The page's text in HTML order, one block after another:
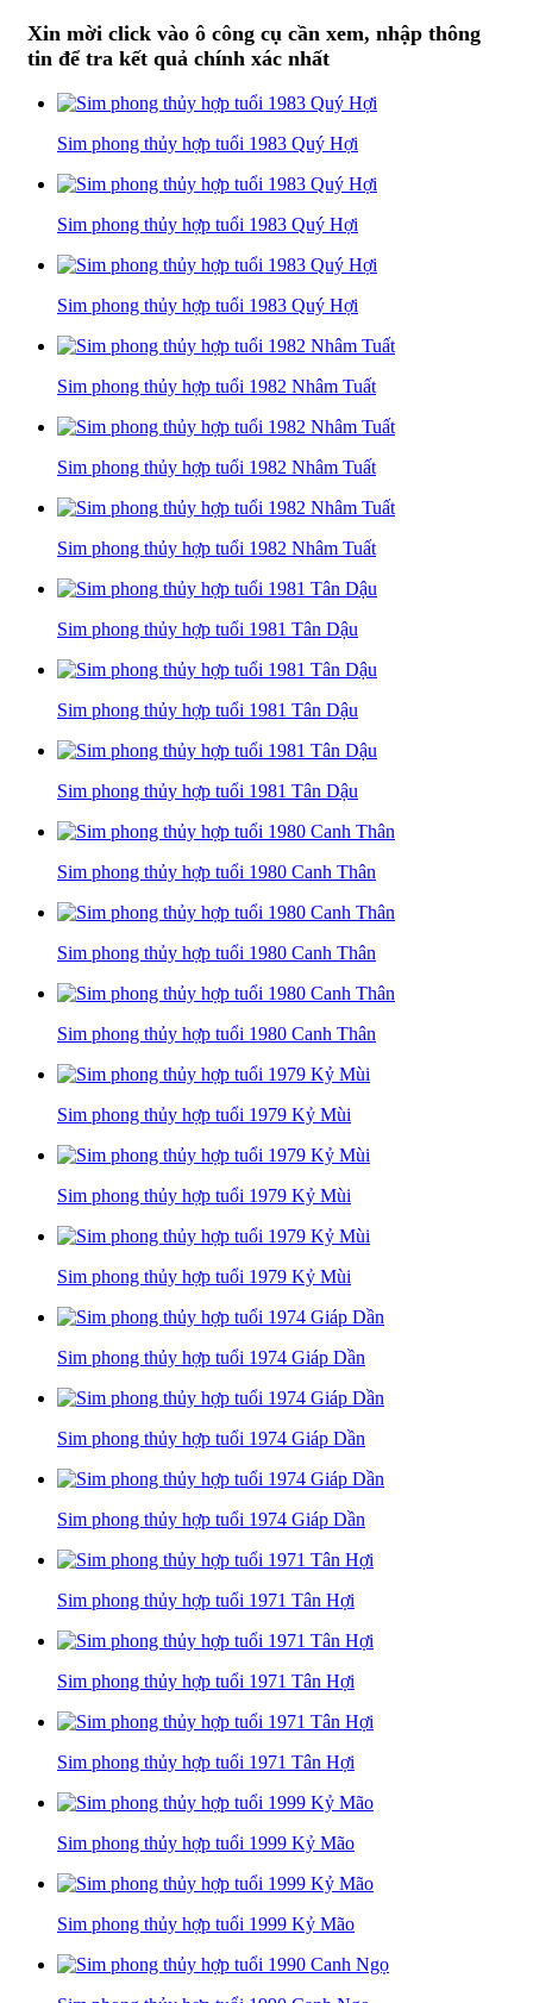
Xin mời click vào ô công cụ cần xem, nhập thông
tin để tra kết quả chính xác nhất
Sim phong thủy hợp tuổi 1983 Quý Hợi
Sim phong thủy hợp tuổi 1983 Quý Hợi
Sim phong thủy hợp tuổi 1983 Quý Hợi
Sim phong thủy hợp tuổi 1982 Nhâm Tuất
Sim phong thủy hợp tuổi 1982 Nhâm Tuất
Sim phong thủy hợp tuổi 1982 Nhâm Tuất
Sim phong thủy hợp tuổi 1981 Tân Dậu
Sim phong thủy hợp tuổi 1981 Tân Dậu
Sim phong thủy hợp tuổi 1981 Tân Dậu
Sim phong thủy hợp tuổi 1980 Canh Thân
Sim phong thủy hợp tuổi 1980 Canh Thân
Sim phong thủy hợp tuổi 1980 Canh Thân
Sim phong thủy hợp tuổi 1979 Kỷ Mùi
Sim phong thủy hợp tuổi 1979 Kỷ Mùi
Sim phong thủy hợp tuổi 1979 Kỷ Mùi
Sim phong thủy hợp tuổi 1974 Giáp Dần
Sim phong thủy hợp tuổi 1974 Giáp Dần
Sim phong thủy hợp tuổi 1974 Giáp Dần
Sim phong thủy hợp tuổi 1971 Tân Hợi
Sim phong thủy hợp tuổi 1971 Tân Hợi
Sim phong thủy hợp tuổi 1971 Tân Hợi
Sim phong thủy hợp tuổi 1999 Kỷ Mão
Sim phong thủy hợp tuổi 1999 Kỷ Mão